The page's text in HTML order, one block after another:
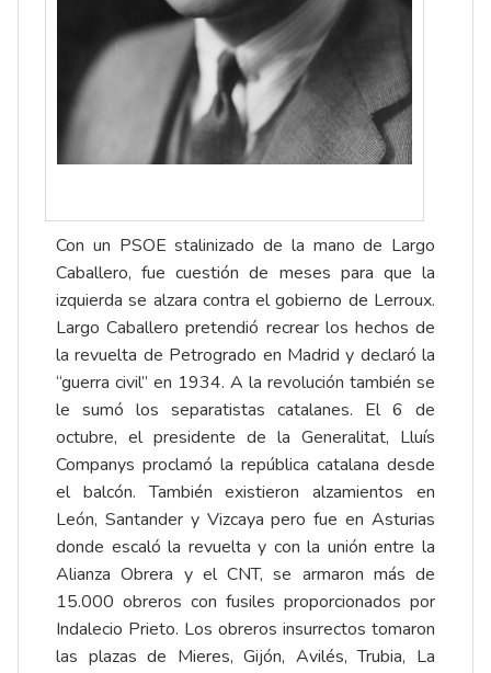
Con un PSOE stalinizado de la mano de Largo
Caballero, fue cuestión de meses para que la
izquierda se alzara contra el gobierno de Lerroux.
Largo Caballero pretendió recrear los hechos de
la revuelta de Petrogrado en Madrid y declaró la
“guerra civil” en 1934. A la revolución también se
le sumó los separatistas catalanes. El 6 de
octubre, el presidente de la Generalitat, Lluís
Companys proclamó la república catalana desde
el balcón. También existieron alzamientos en
León, Santander y Vizcaya pero fue en Asturias
donde escaló la revuelta y con la unión entre la
Alianza Obrera y el CNT, se armaron más de
15.000 obreros con fusiles proporcionados por
Indalecio Prieto. Los obreros insurrectos tomaron
las plazas de Mieres, Gijón, Avilés, Trubia, La